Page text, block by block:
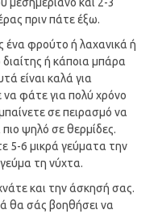
πριν πάτε έξω.
ένα φρούτο ή λαχανικά ή
ή κάποια μπάρα
είναι καλά για
φάτε για πολύ χρόνο
σε πειρασμό να
ψηλό σε θερμίδες.
5-6 μικρά γεύματα την
τη νύχτα.
και την άσκησή σας.
θα σάς βοηθήσει να